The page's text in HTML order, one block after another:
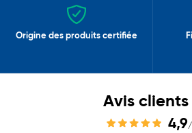
Origine des produits certifiée
Avis clients
4,9/